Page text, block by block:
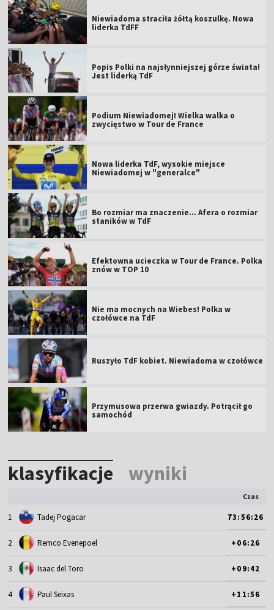
Niewiadoma straciła żółtą koszulkę. Nowa
liderka TdFF
Popis Polki na najsłynniejszej górze świata!
Jest liderką TdF
Podium Niewiadomej! Wielka walka o
zwycięstwo w Tour de France
Nowa liderka TdF, wysokie miejsce
Niewiadomej w "generalce"
Bo rozmiar ma znaczenie... Afera o rozmiar
staników w TdF
Efektowna ucieczka w Tour de France. Polka
znów w TOP 10
Nie ma mocnych na Wiebes! Polka w
czołówce na TdF
Ruszyło TdF kobiet. Niewiadoma w czołówce
Przymusowa przerwa gwiazdy. Potrącił go
samochód
klasyfikacje wyniki
Czas
1 Tadej Pogacar 73:56:26
2 Remco Evenepoel +06:26
3 Isaac del Toro +09:42
4 Paul Seixas +11:56